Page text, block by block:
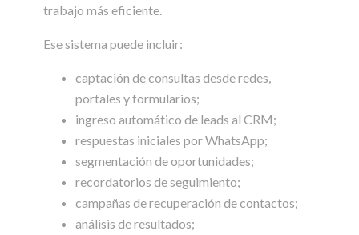
trabajo más eficiente.
Ese sistema puede incluir:
captación de consultas desde redes,
portales y formularios;
ingreso automático de leads al CRM;
respuestas iniciales por WhatsApp;
segmentación de oportunidades;
recordatorios de seguimiento;
campañas de recuperación de contactos;
análisis de resultados;